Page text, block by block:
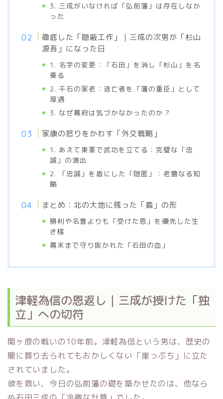
3. 三成がいなければ「弘前藩」は存在しなか
った
徹底した「隠蔽工作」｜三成の次男が「杉山
源吾」になった日
1. 名字の変更：「石田」を消し「杉山」を名
乗る
2. 千石の家老：逃亡者を「藩の重臣」として
厚遇
3. なぜ幕府は気づかなかったのか？
家康の怒りをかわす「外交戦略」
1. あえて東軍で武功を立てる：完璧な「忠
誠」の演出
2. 「忠誠」を盾にした「隠匿」：老獪なる知
略
まとめ：北の大地に残った「義」の形
勝利や名誉よりも「受けた恩」を優先した生
き様
幕末まで守り抜かれた「石田の血」
津軽為信の恩返し｜三成が授けた「独
立」への切符
関ヶ原の戦いの10年前。津軽為信という男は、歴史の
闇に葬り去られてもおかしくない「崖っぷち」に立た
されていました。
彼を救い、今日の弘前藩の礎を築かせたのは、他なら